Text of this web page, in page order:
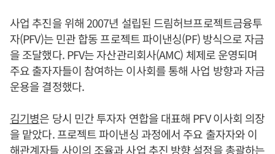
사업 추진을 위해 2007년 설립된 드림허브프로젝트금융투
자(PFV)는 민관 합동 프로젝트 파이낸싱(PF) 방식으로 자금
을 조달했다. PFV는 자산관리회사(AMC) 체제로 운영되며
주요 출자자들이 참여하는 이사회를 통해 사업 방향과 자금
운용을 결정했다.
김기병은 당시 민간 투자자 연합을 대표해 PFV 이사회 의장
을 맡았다. 프로젝트 파이낸싱 과정에서 주요 출자자와 이
해관계자들 사이의 조율과 사업 추진 방향 설정을 총괄하는